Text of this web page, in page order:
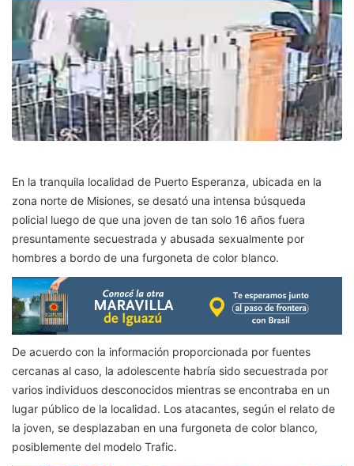
En la tranquila localidad de Puerto Esperanza, ubicada en la
zona norte de Misiones, se desató una intensa búsqueda
policial luego de que una joven de tan solo 16 años fuera
presuntamente secuestrada y abusada sexualmente por
hombres a bordo de una furgoneta de color blanco.
De acuerdo con la información proporcionada por fuentes
cercanas al caso, la adolescente habría sido secuestrada por
varios individuos desconocidos mientras se encontraba en un
lugar público de la localidad. Los atacantes, según el relato de
la joven, se desplazaban en una furgoneta de color blanco,
posiblemente del modelo Trafic.